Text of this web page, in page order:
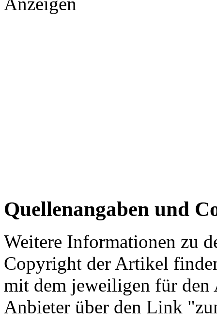
Quellenangaben und
Weitere Informationen zu
Copyright der Artikel
mit dem jeweiligen für
Anbieter über den Link